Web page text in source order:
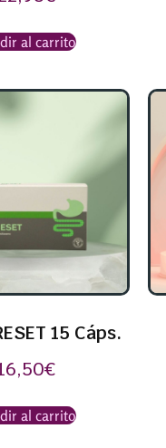
al carrito
15 Cáps.
€
al carrito